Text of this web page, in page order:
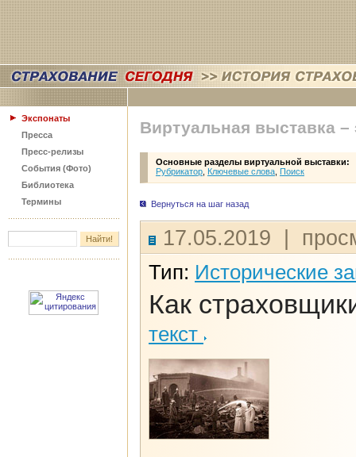
Экспонаты
Пресса
Пресс-релизы
События (Фото)
Библиотека
Термины
Виртуальная выставка –
Основные разделы виртуальной выставки:
Рубрикатор Ключевые слова Поиск
Вернуться на шаг назад
17.05.2019 |
Тип: Исторические
Как
текст